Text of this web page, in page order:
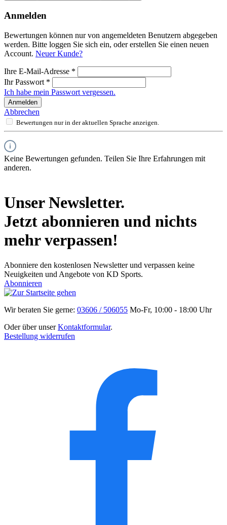
Anmelden
Bewertungen können nur von angemeldeten Benutzern abgegeben
werden. Bitte loggen Sie sich ein, oder erstellen Sie einen neuen
Account. Neuer Kunde?
Ihre E-Mail-Adresse *
Ihr Passwort *
Ich habe mein Passwort vergessen.
Anmelden
Abbrechen
Bewertungen nur in der aktuellen Sprache anzeigen.
Keine Bewertungen gefunden. Teilen Sie Ihre Erfahrungen mit
anderen.
Unser Newsletter.
Jetzt abonnieren und nichts
mehr verpassen!
Abonniere den kostenlosen Newsletter und verpassen keine
Neuigkeiten und Angebote von KD Sports.
Abonnieren
Wir beraten Sie gerne: 03606 / 506055 Mo-Fr, 10:00 - 18:00 Uhr
Oder über unserKontaktformular.
Bestellung widerrufen